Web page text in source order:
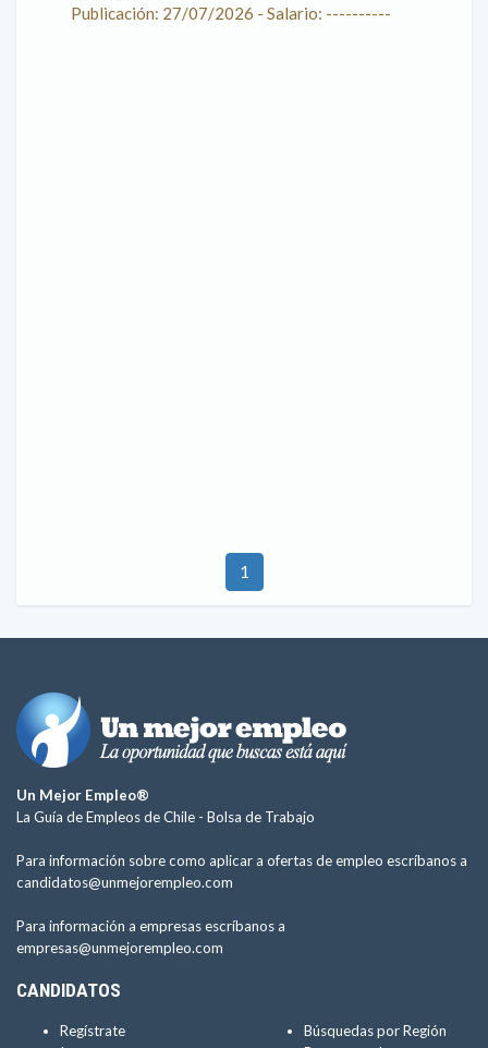
Publicación: 27/07/2026 - Salario: ----------
1
Un Mejor Empleo®
La Guía de Empleos de Chile - Bolsa de Trabajo
Para información sobre como aplicar a ofertas de empleo escríbanos a
candidatos@unmejorempleo.com
Para información a empresas escríbanos a
empresas@unmejorempleo.com
CANDIDATOS
Regístrate
Búsquedas por Región